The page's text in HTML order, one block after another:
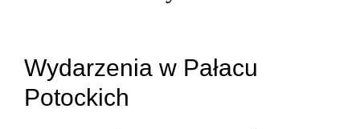
Wydarzenia w Pałacu
Potockich